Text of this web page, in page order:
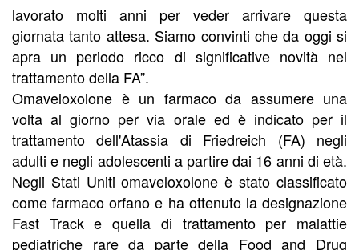
lavorato molti anni per veder arrivare questa
giornata tanto attesa. Siamo convinti che da oggi si
apra un periodo ricco di significative novità nel
trattamento della FA”.
Omaveloxolone è un farmaco da assumere una
volta al giorno per via orale ed è indicato per il
trattamento dell'Atassia di Friedreich (FA) negli
adulti e negli adolescenti a partire dai 16 anni di età.
Negli Stati Uniti omaveloxolone è stato classificato
come farmaco orfano e ha ottenuto la designazione
Fast Track e quella di trattamento per malattie
pediatriche rare da parte della Food and Drug